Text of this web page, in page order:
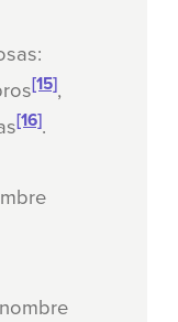
[15],
[16].